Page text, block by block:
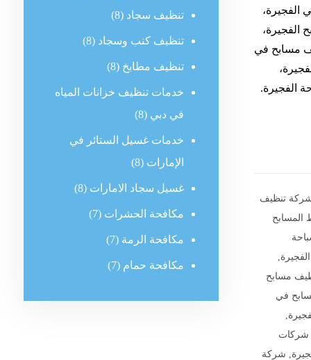
الفجيرة،
الفجيرة،
مسابح في
الفجيرة.
تنظيف
المسابح
مسابح
في
شركات
شركة
تنظيف سجاد (8)
تنظيف كنب وسجاد (8)
تنظيف مطابخ (8)
خدمات تنظيف خزانات المياه
في دبي (8)
خدمات غسيل الستائر في
الإمارات (8)
غسيل سجاد الامارات (8)
مكافحة الحشرات (7)
مكافحة الرمة (7)
مكافحة حمام (7)